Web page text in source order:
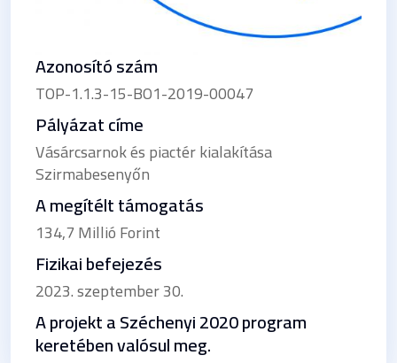
Azonosító szám
TOP-1.1.3-15-BO1-2019-00047
Pályázat címe
Vásárcsarnok és piactér kialakítása
Szirmabesenyőn
A megítélt támogatás
134,7 Millió Forint
Fizikai befejezés
2023. szeptember 30.
A projekt a Széchenyi 2020 program
keretében valósul meg.